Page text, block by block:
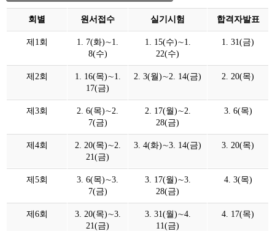
회별 원서접수 실기시험 합격자발표
제1회
1. 7(화)∼1.
8(수)
1. 15(수)∼1.
22(수)
1. 31(금)
제2회
1. 16(목)∼1.
17(금)
2. 3(월)∼2. 14(금) 2. 20(목)
제3회
2. 6(목)∼2.
7(금)
2. 17(월)∼2.
28(금)
3. 6(목)
제4회
2. 20(목)∼2.
21(금)
3. 4(화)∼3. 14(금) 3. 20(목)
제5회
3. 6(목)∼3.
7(금)
3. 17(월)∼3.
28(금)
4. 3(목)
제6회
3. 20(목)∼3.
21(금)
3. 31(월)∼4.
11(금)
4. 17(목)